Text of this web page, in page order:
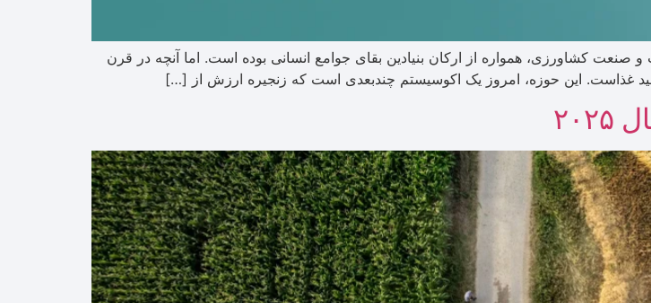
کشاورزی، همواره از ارکان بنیادین بقای جوامع انسانی بوده است. اما آنچه در قرن
غذاست. این حوزه، امروز یک اکوسیستم چندبعدی است که زنجیره ارزش از […]